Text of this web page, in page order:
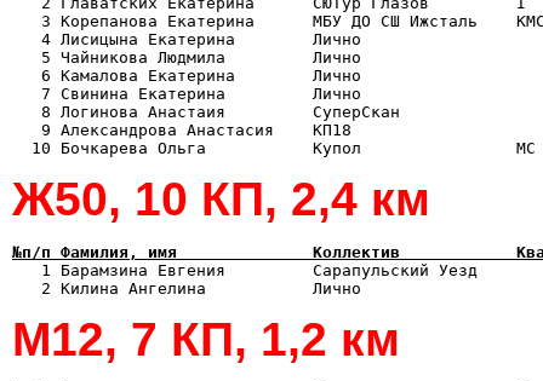
3 Корепанова Екатерина      МБУ ДО СШ Ижсталь
4 Лисицына Екатерина        Лично
5 Чайникова Людмила         Лично
6 Камалова Екатерина        Лично
7 Свинина Екатерина         Лично
8 Логинова Анастаия         СуперСкан
9 Александрова Анастасия    КП18
Ж50, 10 КП, 2,4 км
№п/п Фамилия, имя              Коллектив            Квал
1 Барамзина Евгения         Сарапульский Уезд
М12, 7 КП, 1,2 км